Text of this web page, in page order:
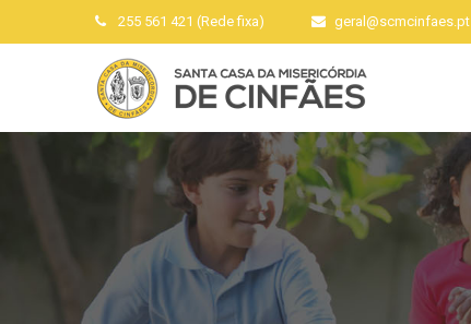
255 561 421 (Rede fixa) geral @scmcinfaes.pt